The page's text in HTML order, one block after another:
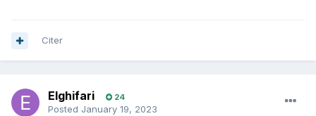
Citer
Elghifari 24
Posted January 19, 2023